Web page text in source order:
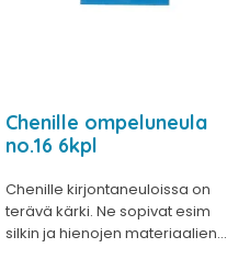
Chenille ompeluneula
no.16 6kpl
Chenille kirjontaneuloissa on
terävä kärki. Ne sopivat esim
silkin ja hienojen materiaalien...